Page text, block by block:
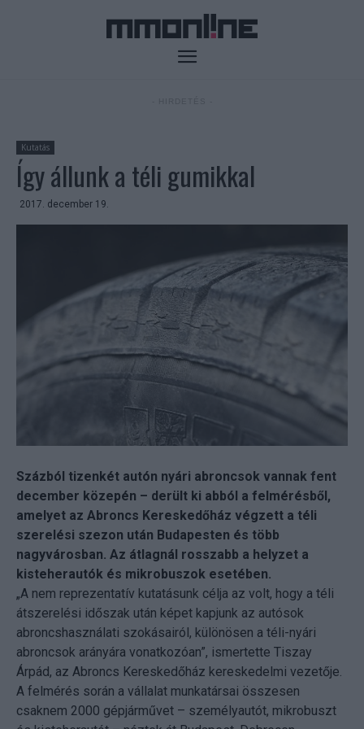
Kutatás
Így állunk a téli gumikkal
2017. december 19.
Százból tizenkét autón nyári abroncsok vannak fent
december közepén – derült ki abból a felmérésből,
amelyet az Abroncs Kereskedőház végzett a téli
szerelési szezon után Budapesten és több
nagyvárosban. Az átlagnál rosszabb a helyzet a
kisteherautók és mikrobuszok esetében.
„A nem reprezentatív kutatásunk célja az volt, hogy a téli
átszerelési időszak után képet kapjunk az autósok
abroncshasználati szokásairól, különösen a téli-nyári
abroncsok arányára vonatkozóan”, ismertette Tiszay
Árpád, az Abroncs Kereskedőház kereskedelmi vezetője.
A felmérés során a vállalat munkatársai összesen
csaknem 2000 gépjárművet – személyautót, mikrobuszt